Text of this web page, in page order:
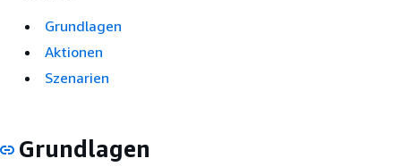
Grundlagen
Aktionen
Szenarien
Grundlagen